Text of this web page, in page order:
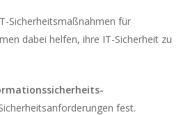
Sicherheitsmaßnahmen für
dabei helfen, ihre IT-Sicherheit zu
fest.